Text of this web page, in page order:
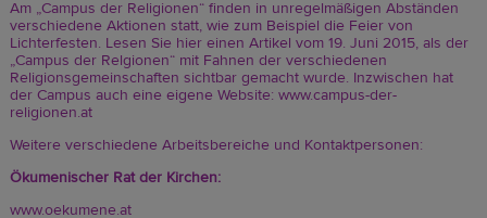
Am „Campus der Religionen“ finden in unregelmäßigen Abständen
verschiedene Aktionen statt, wie zum Beispiel die Feier von
Lichterfesten. Lesen Sie hier einen Artikel vom 19. Juni 2015, als der
„Campus der Relgionen“ mit Fahnen der verschiedenen
Religionsgemeinschaften sichtbar gemacht wurde. Inzwischen hat
der Campus auch eine eigene Website: www.campus-der-
religionen.at
Weitere verschiedene Arbeitsbereiche und Kontaktpersonen:
Ökumenischer Rat der Kirchen:
www.oekumene.at